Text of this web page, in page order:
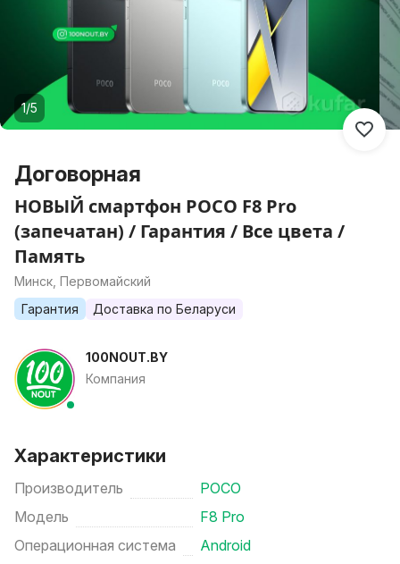
1/5
Договорная
НОВЫЙ смартфон POCO F8 Pro
(запечатан) / Гарантия / Все цвета /
Память
Минск, Первомайский
Гарантия
Доставка по Беларуси
100NOUT.BY
Компания
Характеристики
Производитель
POCO
Модель
F8 Pro
Операционная система
Android